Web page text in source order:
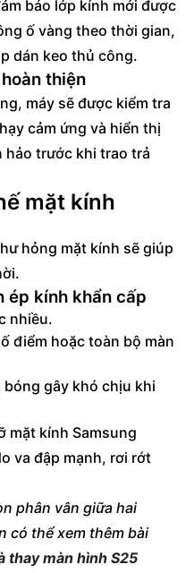
bảo lớp kính mới được
ố vàng theo thời gian,
dán keo thủ công.
thiện
máy sẽ được kiểm tra
cảm ứng và hiển thị
hảo trước khi trao trả
mặt kính
hỏng mặt kính sẽ giúp
ép kính khẩn cấp
nhiều.
điểm hoặc toàn bộ màn
gây khó chịu khi
mặt kính Samsung
va đập mạnh, rơi rớt
phân vân giữa hai
có thể xem thêm bài
thay màn hình S25